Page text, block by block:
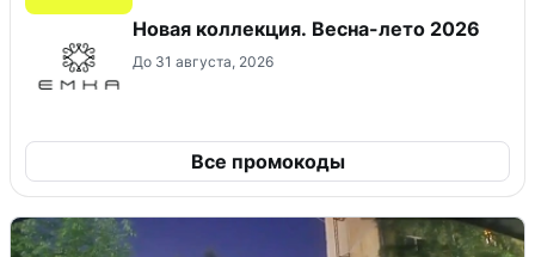
Новая коллекция. Весна-лето 2026
До 31 августа, 2026
Все промокоды